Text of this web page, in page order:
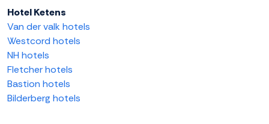
Hotel Ketens
Van der valk hotels
Westcord hotels
NH hotels
Fletcher hotels
Bastion hotels
Bilderberg hotels